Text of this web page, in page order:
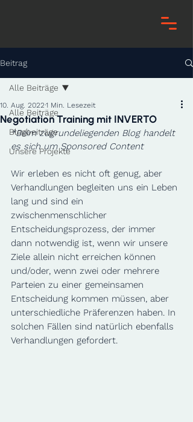
Beitrag
Alle Beiträge
Blogbeiträge
Unsere Projekte
Alle Beiträge
Negotiation Training mit INVERTO
10. Aug. 2022 1 Min. Lesezeit
*Beim zugrundeliegenden Blog handelt
es sich um Sponsored Content
Wir erleben es nicht oft genug, aber
Verhandlungen begleiten uns ein Leben
lang und sind ein
zwischenmenschlicher
Entscheidungsprozess, der immer
dann notwendig ist, wenn wir unsere
Ziele allein nicht erreichen können
und/oder, wenn zwei oder mehrere
Parteien zu einer gemeinsamen
Entscheidung kommen müssen, aber
unterschiedliche Präferenzen haben. In
solchen Fällen sind natürlich ebenfalls
Verhandlungen gefordert.